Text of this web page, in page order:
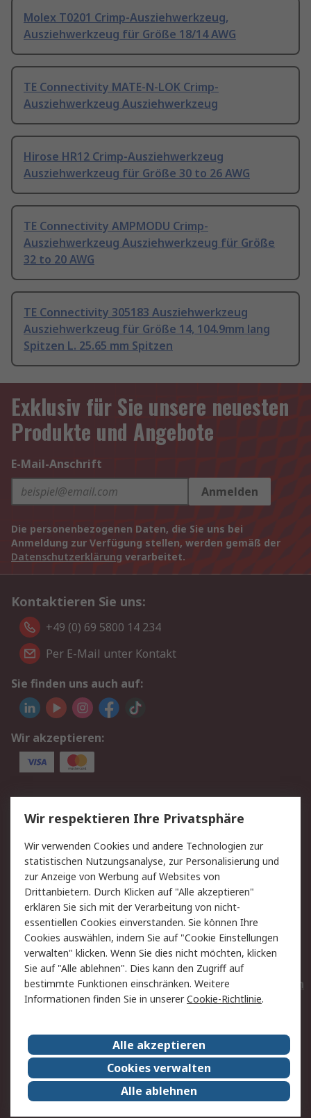
Molex T0201 Crimp-Ausziehwerkzeug,
Ausziehwerkzeug für Größe 18/14 AWG
TE Connectivity MATE-N-LOK Crimp-
Ausziehwerkzeug Ausziehwerkzeug
Hirose HR12 Crimp-Ausziehwerkzeug
Ausziehwerkzeug für Größe 30 to 26 AWG
TE Connectivity AMPMODU Crimp-
Ausziehwerkzeug Ausziehwerkzeug für Größe
32 to 20 AWG
TE Connectivity 305183 Ausziehwerkzeug
Ausziehwerkzeug für Größe 14, 104.9mm lang
Spitzen L. 25.65 mm Spitzen
Exklusiv für Sie unsere neuesten
Produkte und Angebote
E-Mail-Anschrift
Anmelden
Die personenbezogenen Daten, die Sie uns bei
Anmeldung zur Verfügung stellen, werden gemäß der
Datenschutzerklärung verarbeitet.
Kontaktieren Sie uns:
+49 (0) 69 5800 14 234
Per E-Mail unter Kontakt
Sie finden uns auch auf:
Wir akzeptieren:
Service
Value Added Services
Lieferlösungen
Rücksendungen
Kontakt
Hilfe
Privatkunden
Rechtliches
AGB
Datenschutz
Cookie-Richtlinie
Zahlungsbedingungen
Copyright/Impressum
Entsorgung
Elektrogeräte/Batterien
RS weltweit
Karriere bei RS
Nachhaltigkeit
Qualität/Umwelt/ZertifikatePresse-Center
Event-Center
Wir respektieren Ihre Privatsphäre
Wir verwenden Cookies und andere Technologien zur
statistischen Nutzungsanalyse, zur Personalisierung und
zur Anzeige von Werbung auf Websites von
Drittanbietern. Durch Klicken auf "Alle akzeptieren"
erklären Sie sich mit der Verarbeitung von nicht-
essentiellen Cookies einverstanden. Sie können Ihre
Cookies auswählen, indem Sie auf "Cookie Einstellungen
verwalten" klicken. Wenn Sie dies nicht möchten, klicken
Sie auf "Alle ablehnen". Dies kann den Zugriff auf
bestimmte Funktionen einschränken. Weitere
Informationen finden Sie in unsererCookie-Richtlinie.
Alle akzeptieren
Cookies verwalten
Alle ablehnen